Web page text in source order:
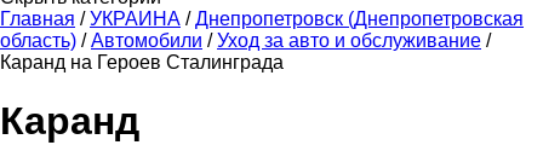
Главная / УКРАИНА / Днепропетровск (Днепропетровская
область) / Автомобили / Уход за авто и обслуживание /
Каранд на Героев Сталинграда
Каранд